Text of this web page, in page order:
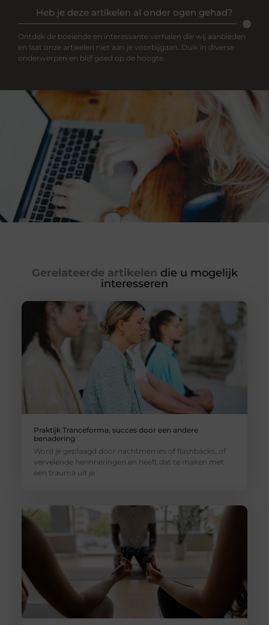
Heb je deze artikelen al onder ogen gehad?
Ontdek de boeiende en interessante verhalen die wij aanbieden
en laat onze artikelen niet aan je voorbijgaan. Duik in diverse
onderwerpen en blijf goed op de hoogte.
Gerelateerde artikelen die u mogelijk
interesseren
Praktijk Tranceforma, succes door een andere
benadering
Word je geplaagd door nachtmerries of flashbacks, of
vervelende herinneringen en heeft dat te maken met
een trauma uit je